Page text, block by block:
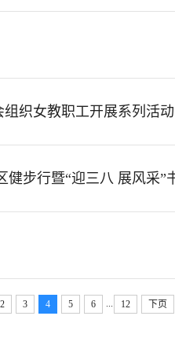
织女教职工开展系列活动
2 3 4 5 6 12 下页